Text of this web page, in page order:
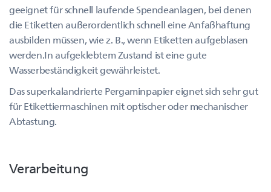
geeignet für schnell laufende Spendeanlagen, bei denen
die Etiketten außerordentlich schnell eine Anfaßhaftung
ausbilden müssen, wie z. B., wenn Etiketten aufgeblasen
werden.In aufgeklebtem Zustand ist eine gute
Wasserbeständigkeit gewährleistet.
Das superkalandrierte Pergaminpapier eignet sich sehr gut
für Etikettiermaschinen mit optischer oder mechanischer
Abtastung.
Verarbeitung